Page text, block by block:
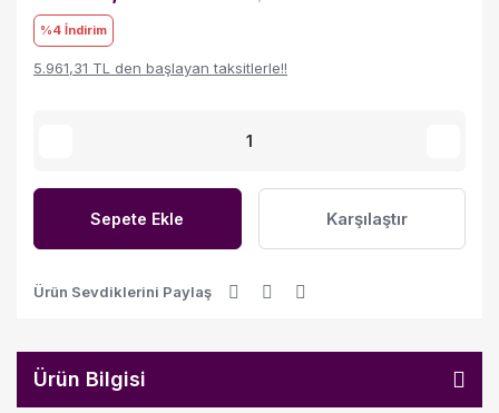
%4 İndirim
5.961,31 TL den başlayan taksitlerle!!
Sepete Ekle Karşılaştır
Ürün Sevdiklerini Paylaş
Ürün Bilgisi